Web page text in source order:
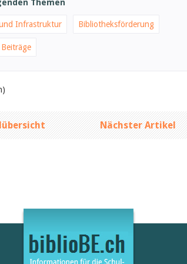
Themen
Infrastruktur Bibliotheksförderung
Nächster Artikel